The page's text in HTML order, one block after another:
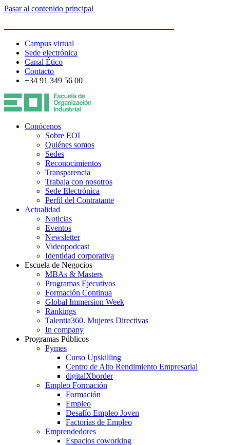
Pasar al contenido principal
Campus virtual
Sede electrónica
Canal Ético
Contacto
+34 91 349 56 00
Conócenos
Sobre EOI
Quiénes somos
Sedes
Reconocimientos
Transparencia
Trabaja con nosotros
Sede Electrónica
Perfil del Contratante
Actualidad
Noticias
Eventos
Newsletter
Videopodcast
Identidad corporativa
Escuela de Negocios
MBAs & Masters
Programas Ejecutivos
Formación Continua
Global Immersion Week
Rankings
Talentia360. Mujeres Directivas
In company
Programas Públicos
Pymes
Curso Upskilling
Centro de Alto Rendimiento Empresarial
digitalXborder
Empleo Formación
Formación
Empleo
Desafío Empleo Joven
Factorías de Empleo
Emprendedores
Espacios coworking